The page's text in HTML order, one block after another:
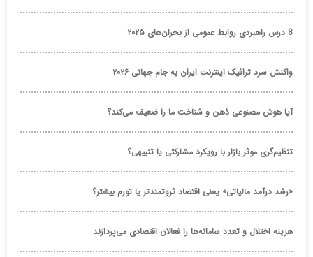
8 درس راهبردی روابط عمومی از بحران‌های ۲۰۲۵
واکنش سرد ترافیک اینترنت ایران به جام جهانی ۲۰۲۶
آیا هوش مصنوعی ذهن و شناخت ما را ضعیف می‌کند؟
تنظیم‌گری موثر بازار با رویکرد مشارکتی یا تنبیهی؟
«رشد درآمد مالیاتی» یعنی اقتصاد ثروتمندتر یا تورم بیشتر؟
هزینه اختلال و تعدد سامانه‌ها را فعالان اقتصادی می‌پردازند